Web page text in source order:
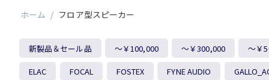
ホーム / フロア型スピーカー
新製品＆セール品 ～￥100,000 ～￥300,000 ～￥
ELAC FOCAL FOSTEX FYNE AUDIO